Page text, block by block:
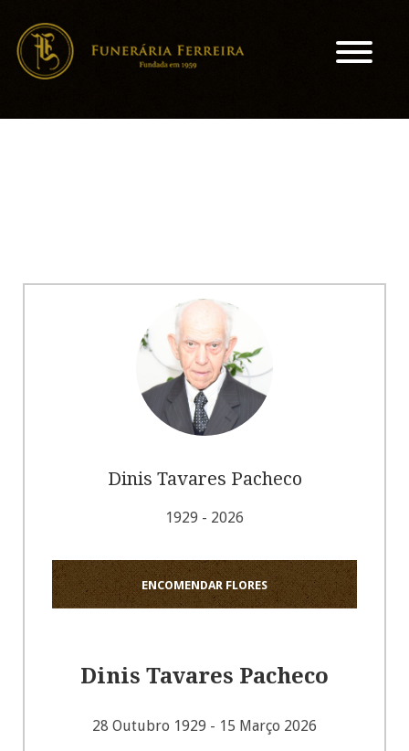
Dinis Tavares Pacheco
1929 - 2026
ENCOMENDAR FLORES
Dinis Tavares Pacheco
28 Outubro 1929 - 15 Março 2026